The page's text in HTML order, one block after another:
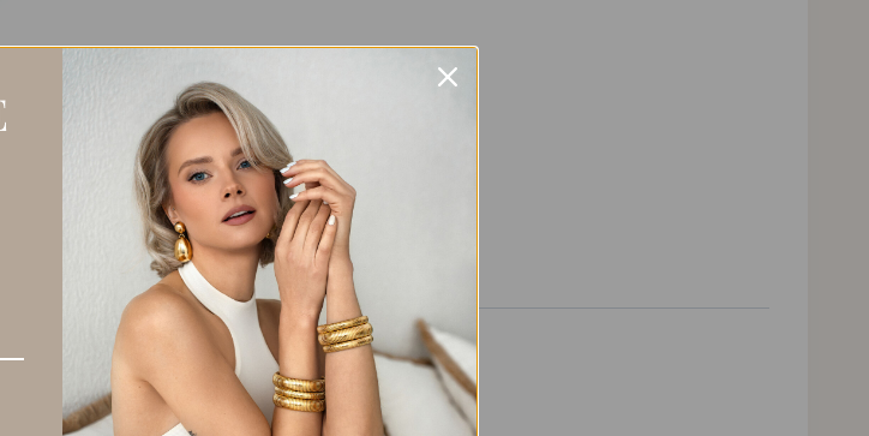
šventiniam įvaizdžiui.